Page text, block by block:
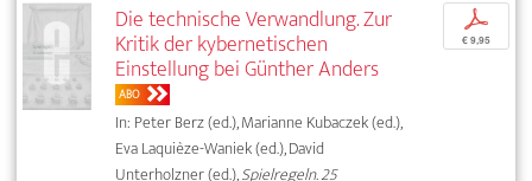
Die technische Verwandlung. Zur
Kritik der kybernetischen
Einstellung bei Günther Anders
ABO
In: Peter Berz (ed.), Marianne Kubaczek (ed.),
Eva Laquièze-Waniek (ed.), David
Unterholzner (ed.),Spielregeln. 25
p
€ 9,95